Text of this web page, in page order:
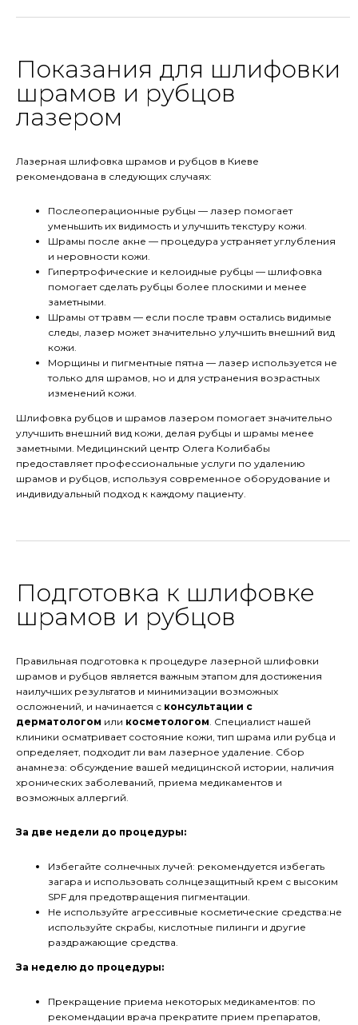
Показания для шлифовки
шрамов и рубцов
лазером
Лазерная шлифовка шрамов и рубцов в Киеве
рекомендована в следующих случаях:
Послеоперационные рубцы — лазер помогает
уменьшить их видимость и улучшить текстуру кожи.
Шрамы после акне — процедура устраняет углубления
и неровности кожи.
Гипертрофические и келоидные рубцы — шлифовка
помогает сделать рубцы более плоскими и менее
заметными.
Шрамы от травм — если после травм остались видимые
следы, лазер может значительно улучшить внешний вид
кожи.
Морщины и пигментные пятна — лазер используется не
только для шрамов, но и для устранения возрастных
изменений кожи.
Шлифовка рубцов и шрамов лазером помогает значительно
улучшить внешний вид кожи, делая рубцы и шрамы менее
заметными. Медицинский центр Олега Колибабы
предоставляет профессиональные услуги по удалению
шрамов и рубцов, используя современное оборудование и
индивидуальный подход к каждому пациенту.
Подготовка к шлифовке
шрамов и рубцов
Правильная подготовка к процедуре лазерной шлифовки
шрамов и рубцов является важным этапом для достижения
наилучших результатов и минимизации возможных
осложнений, и начинается с консультации с
дерматологом или косметологом. Специалист нашей
клиники осматривает состояние кожи, тип шрама или рубца и
определяет, подходит ли вам лазерное удаление. Сбор
анамнеза: обсуждение вашей медицинской истории, наличия
хронических заболеваний, приема медикаментов и
возможных аллергий.
За две недели до процедуры:
Избегайте солнечных лучей: рекомендуется избегать
загара и использовать солнцезащитный крем с высоким
SPF для предотвращения пигментации.
Не используйте агрессивные косметические средства:не
используйте скрабы, кислотные пилинги и другие
раздражающие средства.
За неделю до процедуры:
Прекращение приема некоторых медикаментов: по
рекомендации врача прекратите прием препаратов,